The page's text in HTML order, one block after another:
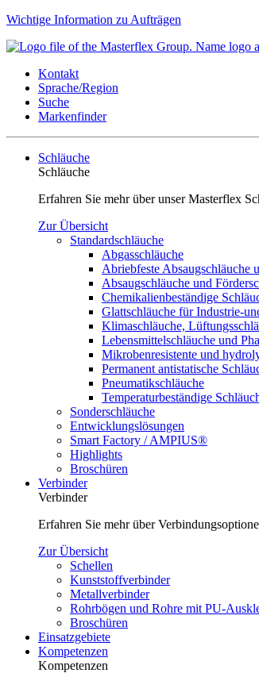
Wichtige Information zu Aufträgen
Kontakt
Sprache/Region
Suche
Markenfinder
Schläuche
Schläuche
Erfahren Sie mehr über unser Masterflex
Zur Übersicht
Standardschläuche
Abgasschläuche
Abriebfeste Absaugschläuche
Absaugschläuche und
Chemikalienbeständige
Glattschläuche für Industrie-
Klimaschläuche,
Lebensmittelschläuche und
Mikrobenresistente und
Permanent antistatische
Pneumatikschläuche
Temperaturbeständige
Sonderschläuche
Entwicklungslösungen
Smart Factory / AMPIUS®
Highlights
Broschüren
Verbinder
Verbinder
Erfahren Sie mehr über
Zur Übersicht
Schellen
Kunststoffverbinder
Metallverbinder
Rohrbögen und Rohre mit PU-
Broschüren
Einsatzgebiete
Kompetenzen
Kompetenzen